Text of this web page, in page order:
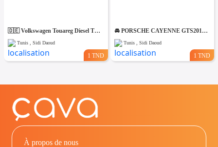
🇩🇪 Volkswagen Touareg Diesel TDI V6 2010 🇩🇪 ⛔️ on accepte l échange des voitures ⛔️
Tunis , Sidi Daoud
1 TND
🚘 PORSCHE CAYENNE GTS2012 V8 ESSENCE🚘 🔁 on accepte l échange des voitures
Tunis , Sidi Daoud
1 TND
À propos de nous